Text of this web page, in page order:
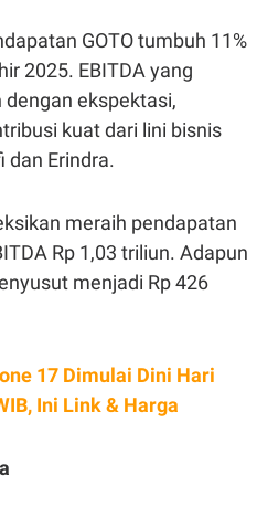
GOTO tumbuh 11%
2025. EBITDA yang
ekspektasi,
kuat dari lini bisnis
dan Erindra.
meraih pendapatan
Rp 1,03 triliun. Adapun
menjadi Rp 426
17 Dimulai Dini Hari
Ini Link & Harga